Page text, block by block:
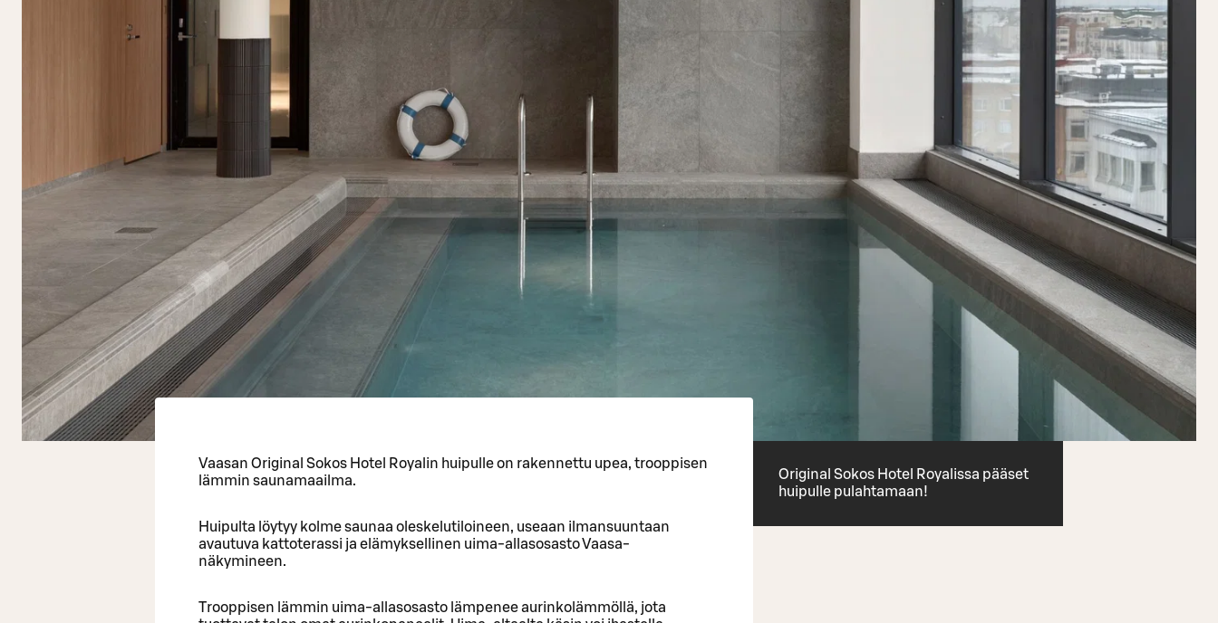
Vaasan Original Sokos Hotel Royalin huipulle on rakennettu upea, trooppisen
lämmin saunamaailma.
Huipulta löytyy kolme saunaa oleskelutiloineen, useaan ilmansuuntaan
avautuva kattoterassi ja elämyksellinen uima-allasosasto Vaasa-
näkymineen.
Trooppisen lämmin uima-allasosasto lämpenee aurinkolämmöllä, jota
Original Sokos Hotel Royalissa pääset
huipulle pulahtamaan!